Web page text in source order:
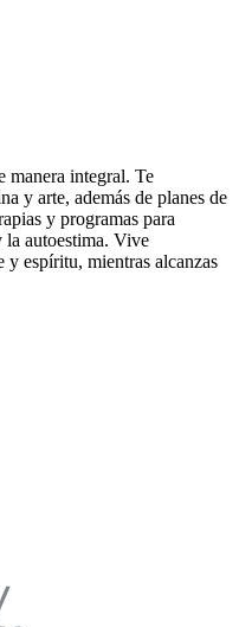
manera integral. Te
y arte, además de planes de
y programas para
la autoestima. Vive
y espíritu, mientras alcanzas